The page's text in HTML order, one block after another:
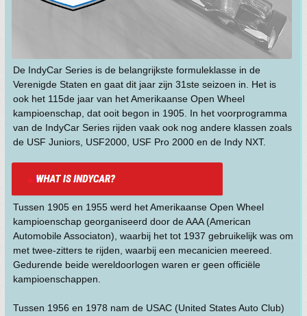
De IndyCar Series is de belangrijkste formuleklasse in de
Verenigde Staten en gaat dit jaar zijn 31ste seizoen in. Het is
ook het 115de jaar van het Amerikaanse Open Wheel
kampioenschap, dat ooit begon in 1905. In het voorprogramma
van de IndyCar Series rijden vaak ook nog andere klassen zoals
de USF Juniors, USF2000, USF Pro 2000 en de Indy NXT.
Tussen 1905 en 1955 werd het Amerikaanse Open Wheel
kampioenschap georganiseerd door de AAA (American
Automobile Associaton), waarbij het tot 1937 gebruikelijk was om
met twee-zitters te rijden, waarbij een mecanicien meereed.
Gedurende beide wereldoorlogen waren er geen officiële
kampioenschappen.
Tussen 1956 en 1978 nam de USAC (United States Auto Club)